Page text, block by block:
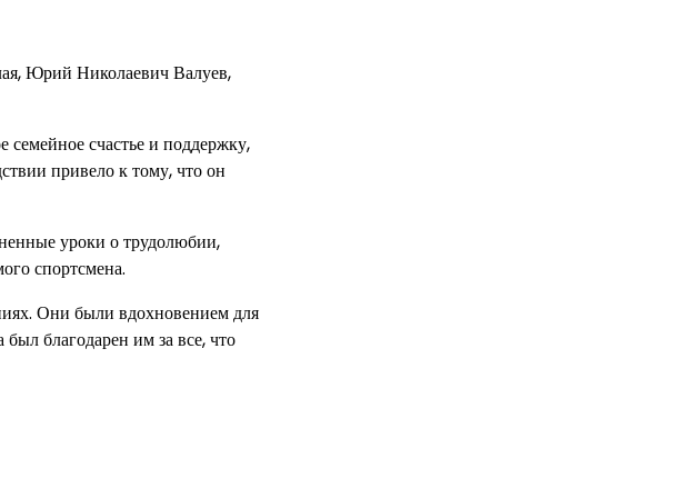
Юрий Николаевич Валуев,
счастье и поддержку,
привело к тому, что он
уроки о трудолюбии,
спортсмена.
Они были вдохновением для
благодарен им за все, что